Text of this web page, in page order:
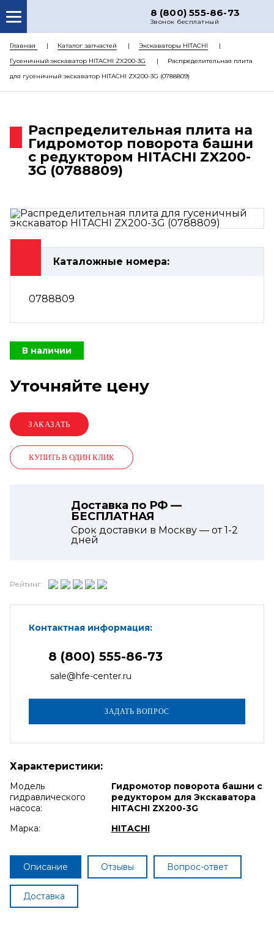
8 (800) 555-86-73
Звонок бесплатный
О НАС
КАТАЛОГ ЗАПЧАСТЕЙ
РЕМОНТ
ЦЕНЫ
КОНТАКТЫ
Главная Каталог запчастей
Экскаваторы HITACHI
Гусеничный экскаватор HITACHI ZX200-3G
Распределительная плита
для гусеничный экскаватор HITACHI ZX200-3G (0788809)
Распределительная плита на
Гидромотор поворота башни
с редуктором HITACHI ZX200-
3G (0788809)
Каталожные номера:
0788809
В наличии
Уточняйте цену
КУПИТЬ В ОДИН КЛИК
Доставка по РФ —
БЕСПЛАТНАЯ
Срок доставки в Москву — от1-2
дней
Рейтинг:
Контактная информация:
8 (800) 555-86-73
sale@hfe-center.ru
Характеристики:
Модель
гидравлического
насоса:
Гидромотор поворота башни с
редуктором для Экскаватора
HITACHI ZX200-3G
Марка:
HITACHI
Описание Отзывы Вопрос-ответ
Доставка